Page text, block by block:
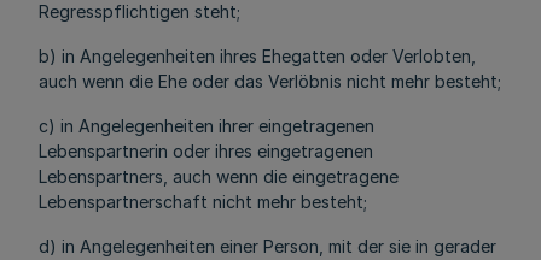
Regresspflichtigen steht;
b) in Angelegenheiten ihres Ehegatten oder Verlobten,
auch wenn die Ehe oder das Verlöbnis nicht mehr besteht;
c) in Angelegenheiten ihrer eingetragenen
Lebenspartnerin oder ihres eingetragenen
Lebenspartners, auch wenn die eingetragene
Lebenspartnerschaft nicht mehr besteht;
d) in Angelegenheiten einer Person, mit der sie in gerader